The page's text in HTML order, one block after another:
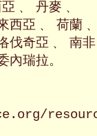
﹑ 丹麥﹑
亞﹑ 荷蘭﹑
伐奇亞﹑ 南
瑞拉。